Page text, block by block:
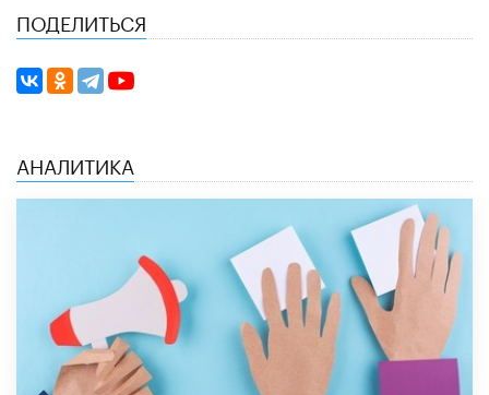
ПОДЕЛИТЬСЯ
АНАЛИТИКА